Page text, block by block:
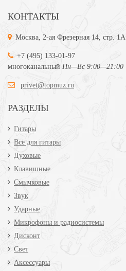
КОНТАКТЫ
Москва, 2-ая Фрезерная 14, стр. 1А
+7 (495) 133-01-97
многоканальный Пн—Вс 9:00—21:00
privet@topmuz.ru
РАЗДЕЛЫ
Гитары
Всё для гитары
Духовые
Клавишные
Смычковые
Звук
Ударные
Микрофоны и радиосистемы
Дисконт
Свет
Аксессуары